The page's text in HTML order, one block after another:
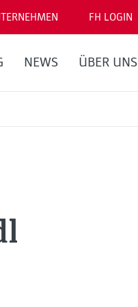
FH LOGIN
NEWS ÜBER UNS